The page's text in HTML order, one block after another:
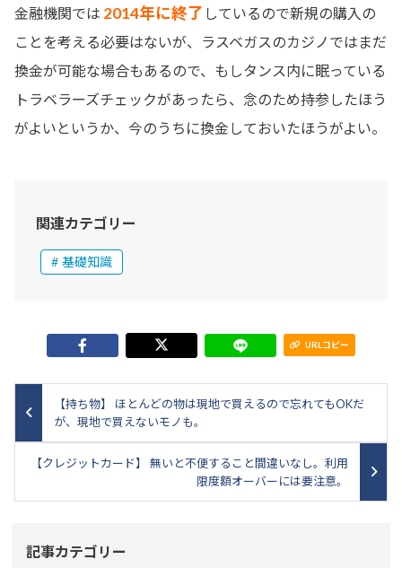
金融機関では 2014年に終了 しているので新規の購入の
ことを考える必要はないが、ラスベガスのカジノではまだ
換金が可能な場合もあるので、もしタンス内に眠っている
トラベラーズチェックがあったら、念のため持参したほう
がよいというか、今のうちに換金しておいたほうがよい。
関連カテゴリー
基礎知識
URLコピー
【持ち物】 ほとんどの物は現地で買えるので忘れてもOKだ
が、現地で買えないモノも。
【クレジットカード】 無いと不便すること間違いなし。利用
限度額オーバーには要注意。
記事カテゴリー